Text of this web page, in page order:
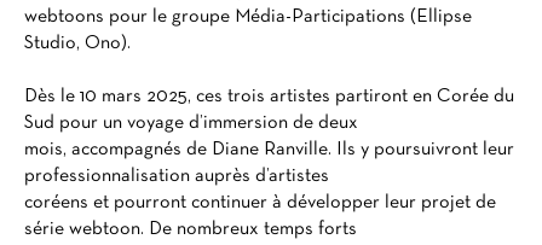
webtoons pour le groupe Média-Participations (Ellipse
Studio, Ono).
Dès le 10 mars 2025, ces trois artistes partiront en Corée du
Sud pour un voyage d’immersion de deux
mois, accompagnés de Diane Ranville. Ils y poursuivront leur
professionnalisation auprès d’artistes
coréens et pourront continuer à développer leur projet de
série webtoon. De nombreux temps forts